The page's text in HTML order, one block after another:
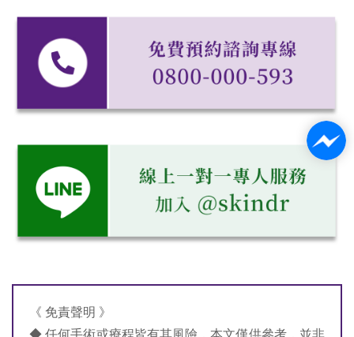
《 免責聲明 》
◆ 任何手術或療程皆有其風險，本文僅供參考，並非